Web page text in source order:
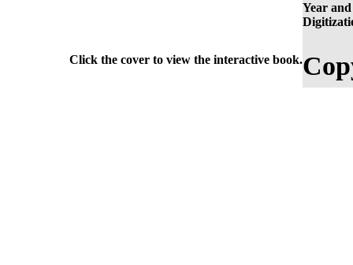
Year
Click the cover to view the interactive book.